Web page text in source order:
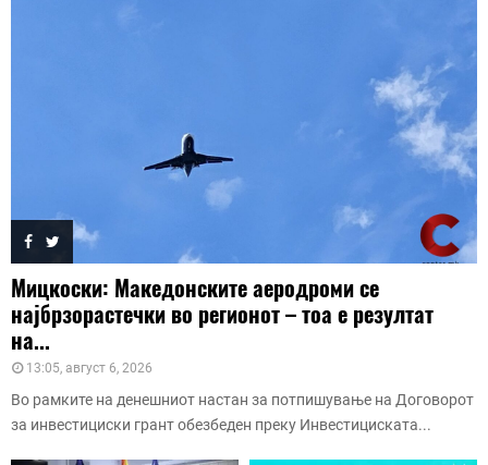
Мицкоски: Македонските аеродроми се
најбрзорастечки во регионот – тоа е резултат
на...
13:05, август 6, 2026
Во рамките на денешниот настан за потпишување на Договорот
за инвестициски грант обезбеден преку Инвестициската...